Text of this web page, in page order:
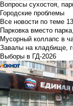
Вопросы сухостоя,
Городские проблемы
Все новости по теме
Парковка вместо
Мусорный коллапс в
Завалы на кладбище,
Выборы в ГД-2026